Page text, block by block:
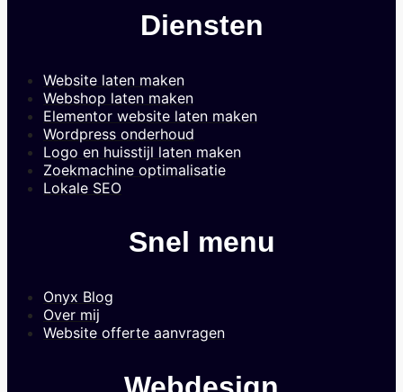
Diensten
Website laten maken
Webshop laten maken
Elementor website laten maken
Wordpress onderhoud
Logo en huisstijl laten maken
Zoekmachine optimalisatie
Lokale SEO
Snel menu
Onyx Blog
Over mij
Website offerte aanvragen